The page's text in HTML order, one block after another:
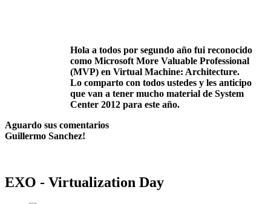
Hola a todos por segundo año fui reconocido
como Microsoft More Valuable Professional
(MVP) en Virtual Machine: Architecture.
Lo comparto con todos ustedes y les anticipo
que van a tener mucho material de System
Center 2012 para este año.
Aguardo sus comentarios
Guillermo Sanchez!
EXO - Virtualization Day